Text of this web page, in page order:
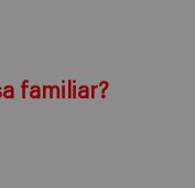
familiar?